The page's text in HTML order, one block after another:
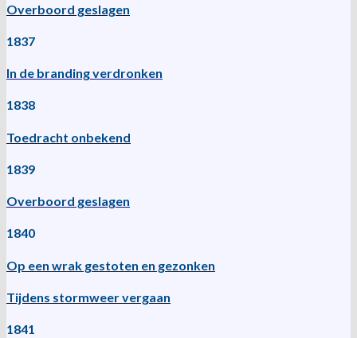
Overboord geslagen
1837
In de branding verdronken
1838
Toedracht onbekend
1839
Overboord geslagen
1840
Op een wrak gestoten en gezonken
Tijdens stormweer vergaan
1841